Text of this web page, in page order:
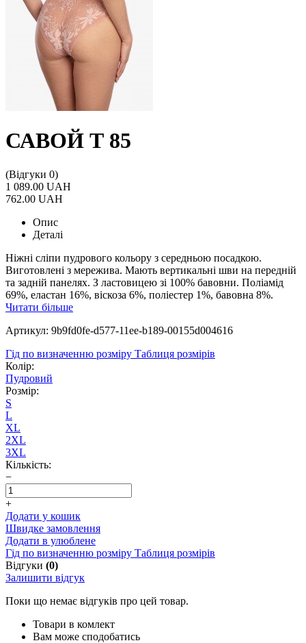
САВОЙ Т 85
(Відгуки 0)
1 089.00 UAH
762.00 UAH
Опис
Деталі
Ніжні сліпи пудрового кольору з середньою посадкою.
Виготовлені з мережива. Мають вертикальні шви на передній
та задній панелях. З ластовицею зі 100% бавовни. Поліамід
69%, еластан 16%, віскоза 6%, поліестер 1%, бавовна 8%.
Читати більше
Артикул: 9b9fd0fe-d577-11ee-b189-00155d004616
Гід по визначенню розміру Таблиця розмірів
Колір:
Пудровий
Розмір:
S
L
XL
2XL
3XL
Кількість:
−
+
Додати у кошик
Швидке замовлення
Додати в улюблене
Гід по визначенню розміру Таблиця розмірів
Відгуки (0)
Залишити відгук
Поки що немає відгуків про цей товар.
Товари в комлект
Вам може сподобатись